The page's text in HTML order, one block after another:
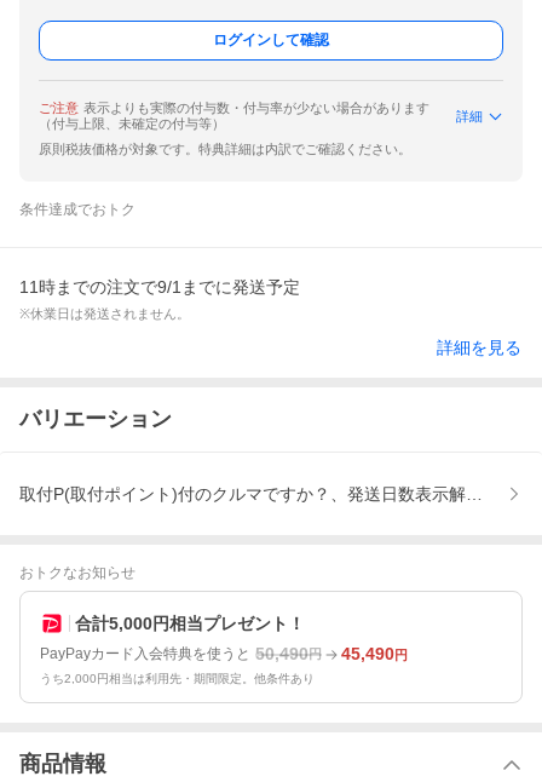
ログインして確認
ご注意 表示よりも実際の付与数・付与率が少ない場合があります
（付与上限、未確定の付与等）
詳細
原則税抜価格が対象です。特典詳細は内訳でご確認ください。
条件達成でおトク
11時までの注文で9/1までに発送予定
※休業日は発送されません。
詳細を見る
バリエーション
取付P(取付ポイント)付のクルマですか？、発送日数表示解説 弊社
おトクなお知らせ
合計5,000円相当プレゼント！
PayPayカード入会特典を使うと 50,490円 45,490円
うち2,000円相当は利用先・期間限定。他条件あり
商品情報